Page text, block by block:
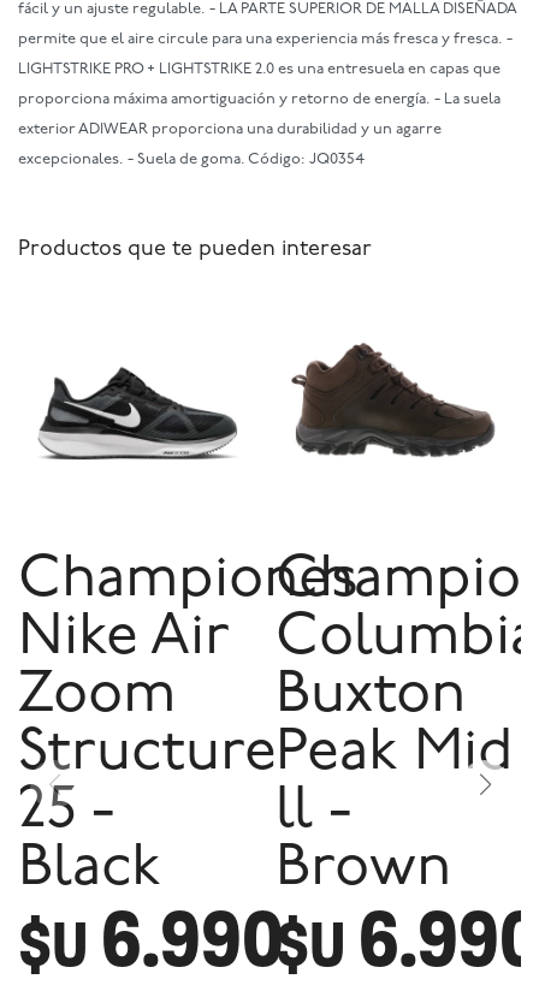
fácil y un ajuste regulable. - LA PARTE SUPERIOR DE MALLA DISEÑADA
permite que el aire circule para una experiencia más fresca y fresca. -
LIGHTSTRIKE PRO + LIGHTSTRIKE 2.0 es una entresuela en capas que
proporciona máxima amortiguación y retorno de energía. - La suela
exterior ADIWEAR proporciona una durabilidad y un agarre
excepcionales. - Suela de goma. Código: JQ0354
Productos que te pueden interesar
Championes
Nike Air
Zoom
Structure
25 -
Black
$U 6.990
Columbia
Buxton
Peak Mid
ll -
Brown
$U